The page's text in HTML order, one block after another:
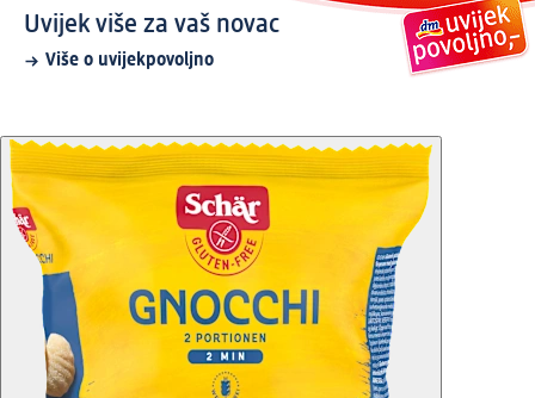
Uvijek više za vaš novac
Više o uvijekpovoljno